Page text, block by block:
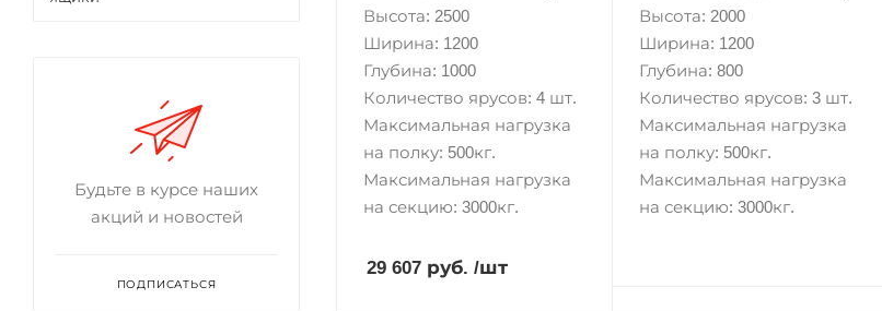
Высота: 2500
Ширина: 1200
Глубина: 1000
Количество ярусов: 4 шт.
Максимальная нагрузка
на полку: 500кг.
Максимальная нагрузка
на секцию: 3000кг.
29 607 руб. /шт
Высота: 2000
Ширина: 1200
Глубина: 800
Количество ярусов: 3 шт.
Максимальная нагрузка
на полку: 500кг.
Максимальная нагрузка
на секцию: 3000кг.
Будьте в курсе наших
акций и новостей
ПОДПИСАТЬСЯ